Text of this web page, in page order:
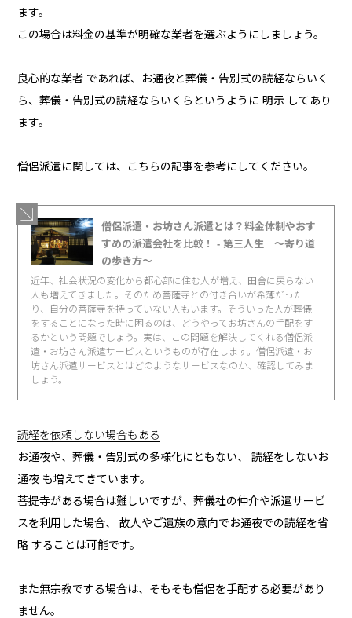
ます。
この場合は料金の基準が明確な業者を選ぶようにしましょう。
良心的な業者 であれば、お通夜と葬儀・告別式の読経ならいく
ら、葬儀・告別式の読経ならいくらというように 明示 してあり
ます。
僧侶派遣に関しては、こちらの記事を参考にしてください。
僧侶派遣・お坊さん派遣とは？料金体制やおす
すめの派遣会社を比較！ - 第三人生 〜寄り道
の歩き方〜
近年、社会状況の変化から都心部に住む人が増え、田舎に戻らない
人も増えてきました。そのため菩薩寺との付き合いが希薄だった
り、自分の菩薩寺を持っていない人もいます。そういった人が葬儀
をすることになった時に困るのは、どうやってお坊さんの手配をす
るかという問題でしょう。実は、この問題を解決してくれる僧侶派
遣・お坊さん派遣サービスというものが存在します。僧侶派遣・お
坊さん派遣サービスとはどのようなサービスなのか、確認してみま
しょう。
読経を依頼しない場合もある
お通夜や、葬儀・告別式の多様化にともない、 読経をしないお
通夜 も増えてきています。
菩提寺がある場合は難しいですが、葬儀社の仲介や派遣サービ
スを利用した場合、 故人やご遺族の意向でお通夜での読経を省
略 することは可能です。
また無宗教でする場合は、そもそも僧侶を手配する必要があり
ません。